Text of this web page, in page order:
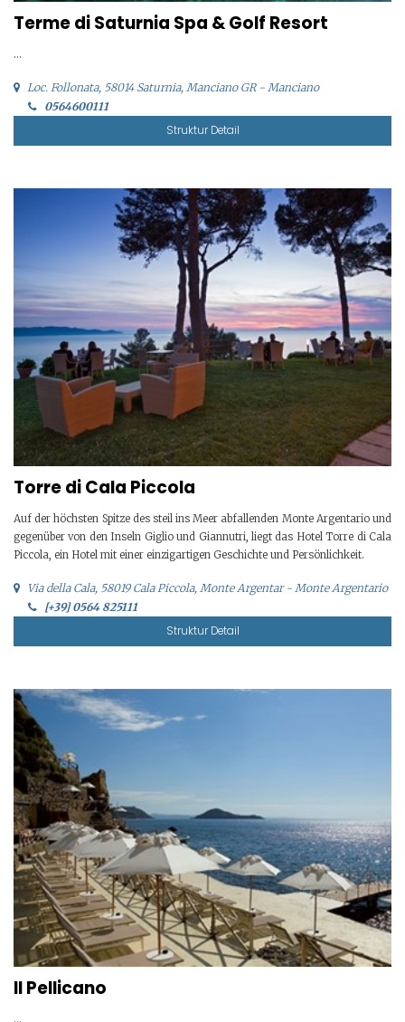
Terme di Saturnia Spa & Golf Resort
...
Loc. Follonata, 58014 Saturnia, Manciano GR - Manciano
0564600111
Struktur Detail
Torre di Cala Piccola
Auf der höchsten Spitze des steil ins Meer abfallenden Monte Argentario und
gegenüber von den Inseln Giglio und Giannutri, liegt das Hotel Torre di Cala
Piccola, ein Hotel mit einer einzigartigen Geschichte und Persönlichkeit.
Via della Cala, 58019 Cala Piccola, Monte Argentar - Monte Argentario
[+39] 0564 825111
Struktur Detail
Il Pellicano
...